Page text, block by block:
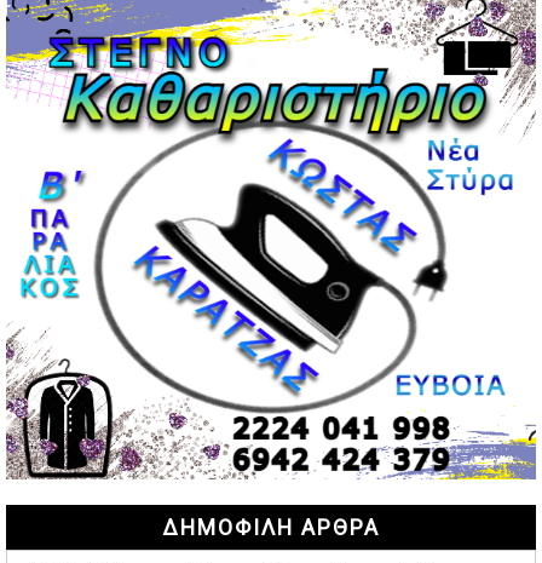
02/05/2026 | 20:28
Περιστέρι: Ένταση μεταξύ ανηλίκων άφησε δύο
15χρονους τραυματίες
02/05/2026 | 18:56
Ηνωμένα Αραβικά Εμιράτα: Αίρουν τους περιορισμούς
στον εναέριο χώρο
02/05/2026 | 17:16
Η Αθηνά Λινού αφήνει ανοιχτό το ενδεχόμενο ένταξης
στον νέο πολιτικό φορέα Τσίπρα
02/05/2026 | 17:01
Αταμάν: Κανείς δεν έχει δικαίωμα να μιλά για τον πρόεδρο
και την οικογένειά του
02/05/2026 | 15:59
Μαρινάκης: Ο Ανδρουλάκης υπαναχώρησε στις
συμφωνίες για τις Ανεξάρτητες Αρχές
02/05/2026 | 09:36
Ψηφιακός έλεγχος στην αγορά: QR code για πωλήσεις
καπνικών και αλκοόλ σε 88.000 σημεία
02/05/2026 | 06:26
ΔΗΜΟΦΙΛΗ ΑΡΘΡΑ